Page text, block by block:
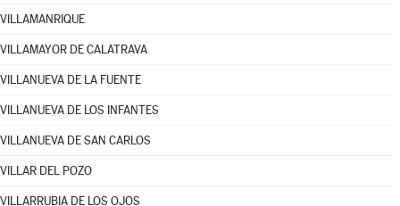
VILLAMANRIQUE
VILLAMAYOR DE CALATRAVA
VILLANUEVA DE LA FUENTE
VILLANUEVA DE LOS INFANTES
VILLANUEVA DE SAN CARLOS
VILLAR DEL POZO
VILLARRUBIA DE LOS OJOS